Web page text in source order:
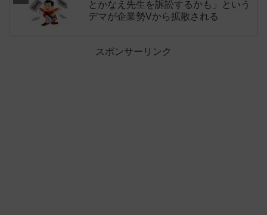
とかなえ先生を訴訟するかも」という
デマが企業勢Vから拡散される
スポンサーリンク